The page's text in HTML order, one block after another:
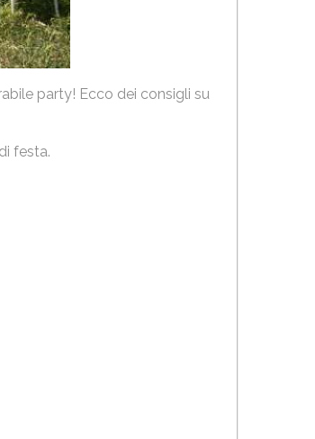
party! Ecco dei consigli su
festa.